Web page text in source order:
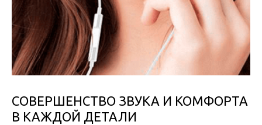
СОВЕРШЕНСТВО ЗВУКА И КОМФОРТА
В КАЖДОЙ ДЕТАЛИ